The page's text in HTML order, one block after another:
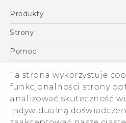
Ta strona wykorzystuje
funkcjonalności strony
analizować skuteczność
indywidualną
Instrukcje
Produkty
Smartfony
VIVE
Akcesoria
Strony
HTC Vive
Pomoc
Pomoc E-commerce
Ogólne informacje o firmie
ESG
Informacje o firmie
Dla inwestorów (angielski)